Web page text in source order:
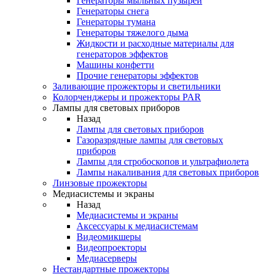
Генераторы снега
Генераторы тумана
Генераторы тяжелого дыма
Жидкости и расходные материалы для
генераторов эффектов
Машины конфетти
Прочие генераторы эффектов
Заливающие прожекторы и светильники
Колорченджеры и прожекторы PAR
Лампы для световых приборов
Назад
Лампы для световых приборов
Газоразрядные лампы для световых
приборов
Лампы для стробоскопов и ультрафиолета
Лампы накаливания для световых приборов
Линзовые прожекторы
Медиасистемы и экраны
Назад
Медиасистемы и экраны
Аксессуары к медиасистемам
Видеомикшеры
Видеопроекторы
Медиасерверы
Нестандартные прожекторы